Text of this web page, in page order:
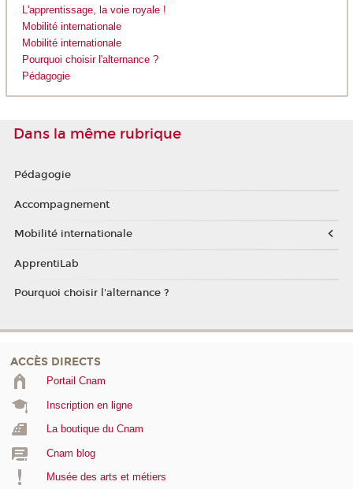
L'apprentissage, la voie royale !
Mobilité internationale
Mobilité internationale
Pourquoi choisir l'alternance ?
Pédagogie
Dans la même rubrique
Pédagogie
Accompagnement
Mobilité internationale
ApprentiLab
Pourquoi choisir l'alternance ?
ACCÈS DIRECTS
Portail Cnam
Inscription en ligne
La boutique du Cnam
Cnam blog
Musée des arts et métiers